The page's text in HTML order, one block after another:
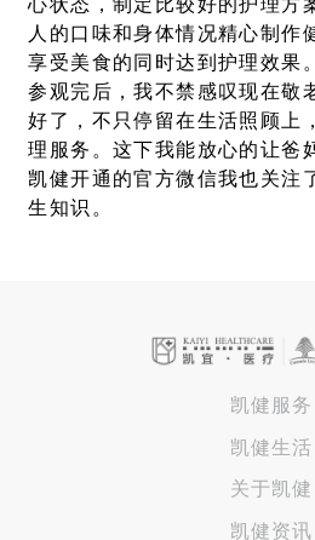
心状态，制定比较好的护理方
人的口味和身体情况精心制作
享受美食的同时达到护理效果。
参观完后，我不禁感叹现在敬
好了，不只停留在生活照顾上
理服务。这下我能放心的让爸
凯健开通的官方微信我也关注
生知识。
凯健服务
凯健生活
关于凯健
凯健资讯